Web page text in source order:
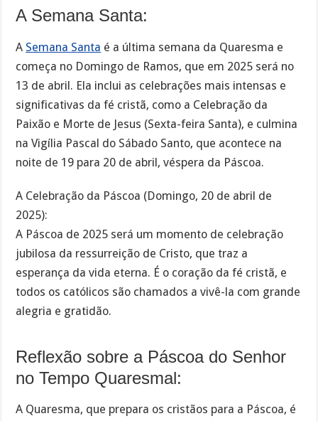
A Semana Santa:
A Semana Santa é a última semana da Quaresma e
começa no Domingo de Ramos, que em 2025 será no
13 de abril. Ela inclui as celebrações mais intensas e
significativas da fé cristã, como a Celebração da
Paixão e Morte de Jesus (Sexta-feira Santa), e culmina
na Vigília Pascal do Sábado Santo, que acontece na
noite de 19 para 20 de abril, véspera da Páscoa.
A Celebração da Páscoa (Domingo, 20 de abril de
2025):
A Páscoa de 2025 será um momento de celebração
jubilosa da ressurreição de Cristo, que traz a
esperança da vida eterna. É o coração da fé cristã, e
todos os católicos são chamados a vivê-la com grande
alegria e gratidão.
Reflexão sobre a Páscoa do Senhor
no Tempo Quaresmal:
A Quaresma, que prepara os cristãos para a Páscoa, é